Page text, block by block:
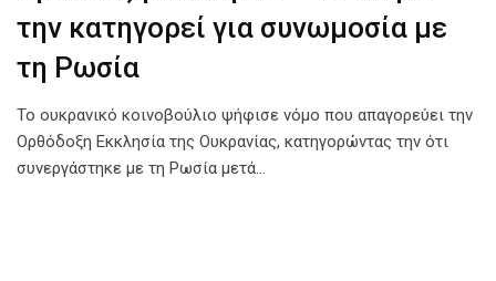
την κατηγορεί για συνωμοσία με
τη Ρωσία
Το ουκρανικό κοινοβούλιο ψήφισε νόμο που απαγορεύει την
Ορθόδοξη Εκκλησία της Ουκρανίας, κατηγορώντας την ότι
συνεργάστηκε με τη Ρωσία μετά…